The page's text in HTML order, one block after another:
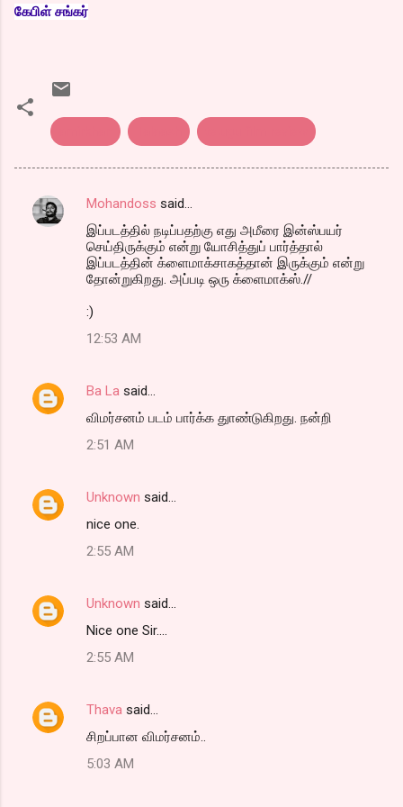
கேபிள் சங்கர்
C
s
Mohandoss said…
இப்படத்தில் நடிப்பதற்கு எது அமீரை இன்ஸ்பயர்
செய்திருக்கும் என்று யோசித்துப் பார்த்தால்
இப்படத்தின் க்ளைமாக்சாகத்தான் இருக்கும் என்று
தோன்றுகிறது. அப்படி ஒரு க்ளைமாக்ஸ்.//
:)
12:53 AM
Ba La said…
விமர்சனம் படம் பார்க்க துாண்டுகிறது. நன்றி
2:51 AM
Unknown said…
nice one.
2:55 AM
Unknown said…
Nice one Sir....
2:55 AM
Thava said…
சிறப்பான விமர்சனம்..
5:03 AM